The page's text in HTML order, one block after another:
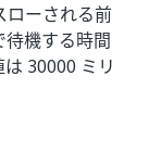
ローされる前
待機する時間
30000 ミリ